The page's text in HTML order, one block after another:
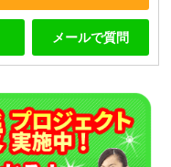
メールで質問